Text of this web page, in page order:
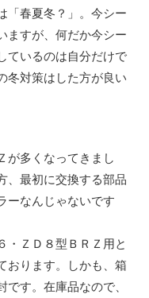
「春夏冬？」。今シー
ますが、何だか今シー
ているのは自分だけで
冬対策はした方が良い
が多くなってきまし
、最初に交換する部品
ーなんじゃないです
・ＺＤ８型ＢＲＺ用と
おります。しかも、箱
す。在庫品なので、